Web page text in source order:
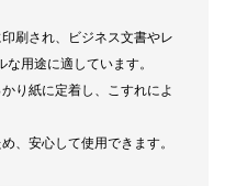
刷され、ビジネス文書やレ
用途に適しています。
り紙に定着し、こすれによ
、安心して使用できます。